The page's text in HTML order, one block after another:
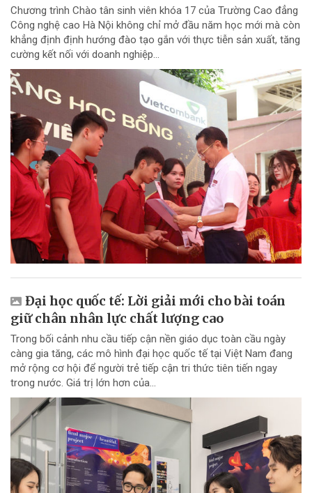
Chương trình Chào tân sinh viên khóa 17 của Trường Cao đẳng
Công nghệ cao Hà Nội không chỉ mở đầu năm học mới mà còn
khẳng định định hướng đào tạo gắn với thực tiễn sản xuất, tăng
cường kết nối với doanh nghiệp...
Đại học quốc tế: Lời giải mới cho bài toán
giữ chân nhân lực chất lượng cao
Trong bối cảnh nhu cầu tiếp cận nền giáo dục toàn cầu ngày
càng gia tăng, các mô hình đại học quốc tế tại Việt Nam đang
mở rộng cơ hội để người trẻ tiếp cận tri thức tiên tiến ngay
trong nước. Giá trị lớn hơn của...